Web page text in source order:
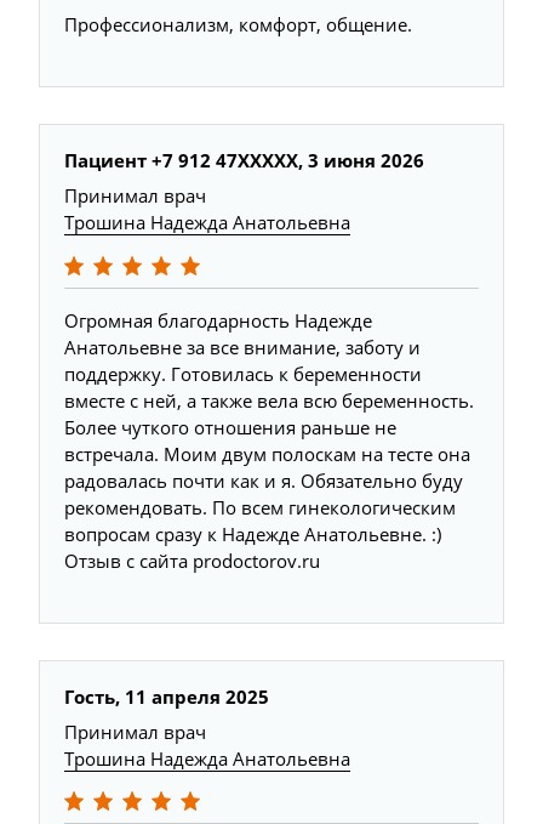
Профессионализм, комфорт, общение.
Пациент +7 912 47XXXXX, 3 июня 2026
Принимал врач
Трошина Надежда Анатольевна
Огромная благодарность Надежде
Анатольевне за все внимание, заботу и
поддержку. Готовилась к беременности
вместе с ней, а также вела всю беременность.
Более чуткого отношения раньше не
встречала. Моим двум полоскам на тесте она
радовалась почти как и я. Обязательно буду
рекомендовать. По всем гинекологическим
вопросам сразу к Надежде Анатольевне. :)
Отзыв с сайта prodoctorov.ru
Гость, 11 апреля 2025
Принимал врач
Трошина Надежда Анатольевна